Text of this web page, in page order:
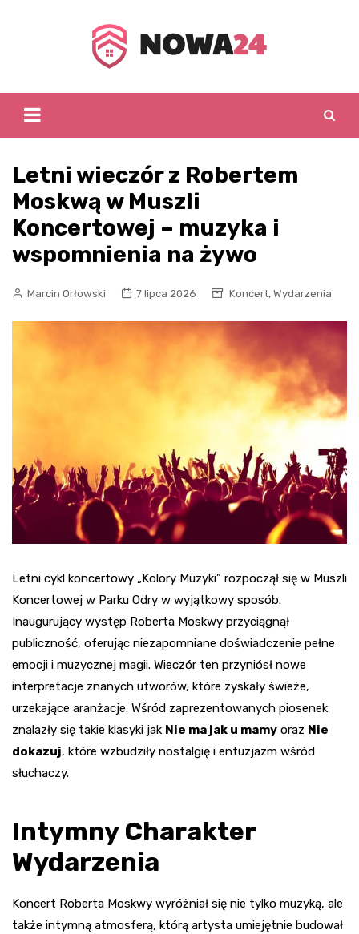
Letni wieczór z Robertem
Moskwą w Muszli
Koncertowej – muzyka i
wspomnienia na żywo
Marcin Orłowski 7 lipca 2026 Koncert, Wydarzenia
Letni cykl koncertowy „Kolory Muzyki” rozpoczął się w Muszli
Koncertowej w Parku Odry w wyjątkowy sposób.
Inaugurujący występ Roberta Moskwy przyciągnął
publiczność, oferując niezapomniane doświadczenie pełne
emocji i muzycznej magii. Wieczór ten przyniósł nowe
interpretacje znanych utworów, które zyskały świeże,
urzekające aranżacje. Wśród zaprezentowanych piosenek
znalazły się takie klasyki jak Nie ma jak u mamy oraz Nie
dokazuj, które wzbudziły nostalgię i entuzjazm wśród
słuchaczy.
Intymny Charakter
Wydarzenia
Koncert Roberta Moskwy wyróżniał się nie tylko muzyką, ale
także intymną atmosferą, którą artysta umiejętnie budował